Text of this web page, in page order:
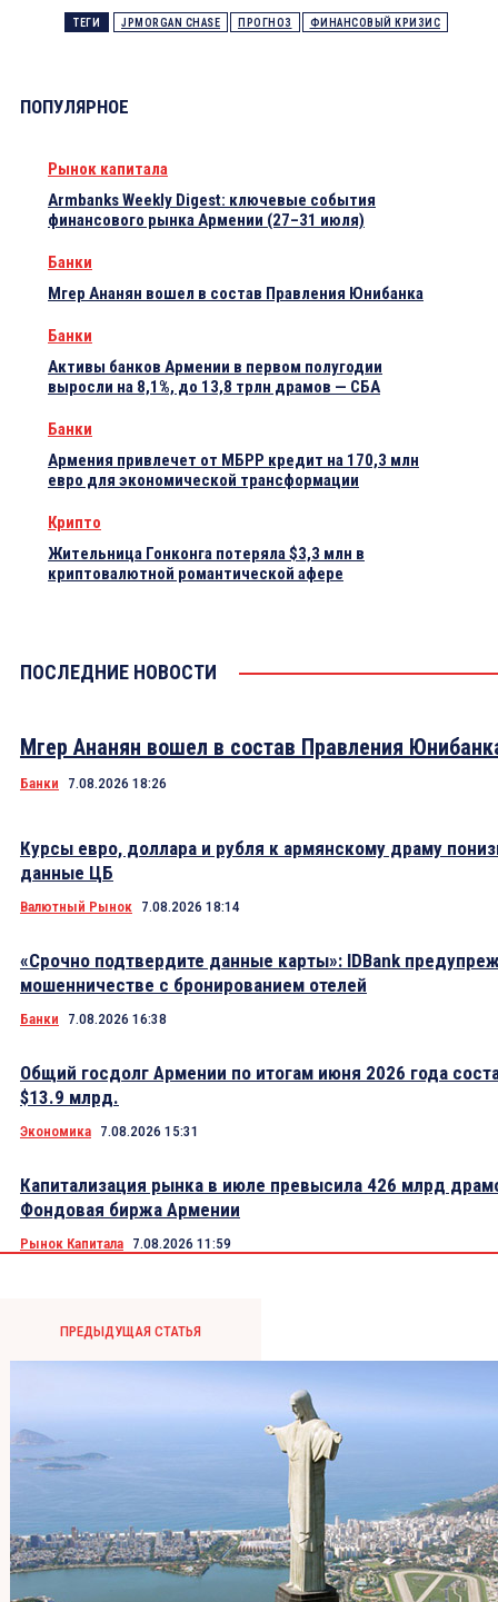
ТЕГИ JPMORGAN CHASE ПРОГНОЗ ФИНАНСОВЫЙ КРИЗИС
ПОПУЛЯРНОЕ
Рынок капитала
Armbanks Weekly Digest: ключевые события
финансового рынка Армении (27–31 июля)
Банки
Мгер Ананян вошел в состав Правления Юнибанка
Банки
Активы банков Армении в первом полугодии
выросли на 8,1%, до 13,8 трлн драмов — СБА
Банки
Армения привлечет от МБРР кредит на 170,3 млн
евро для экономической трансформации
Крипто
Жительница Гонконга потеряла $3,3 млн в
криптовалютной романтической афере
ПОСЛЕДНИЕ НОВОСТИ
Мгер Ананян вошел в состав Правления
Банки 7.08.2026 18:26
Курсы евро, доллара и рубля к армянскому драму
данные ЦБ
Валютный Рынок 7.08.2026 18:14
«Срочно подтвердите данные карты»: IDBank
мошенничестве с бронированием отелей
Банки 7.08.2026 16:38
Общий госдолг Армении по итогам июня 2026 года
$13.9 млрд.
Экономика 7.08.2026 15:31
Капитализация рынка в июле превысила 426 млрд
Фондовая биржа Армении
Рынок Капитала 7.08.2026 11:59
ПРЕДЫДУЩАЯ СТАТЬЯ